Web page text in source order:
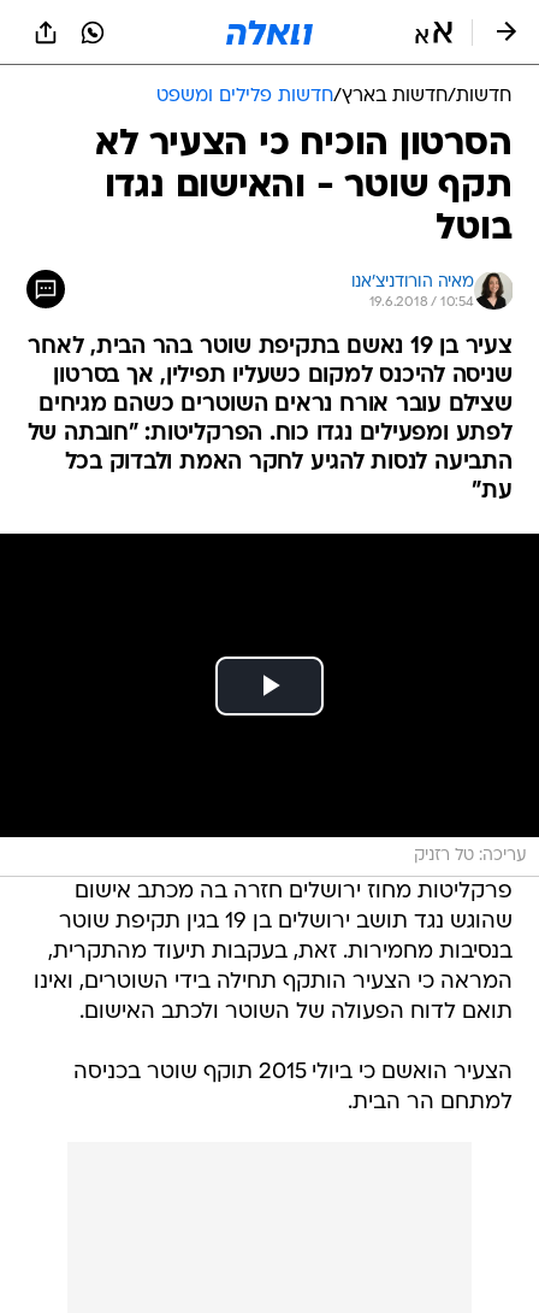
חדשות/חדשות בארץ/חדשות פלילים ומשפט
הסרטון הוכיח כי הצעיר לא
תקף שוטר - והאישום נגדו
בוטל
מאיה הורודניצ'אנו
19.6.2018 / 10:54
צעיר בן 19 נאשם בתקיפת שוטר בהר הבית, לאחר
שניסה להיכנס למקום כשעליו תפילין, אך בסרטון
שצילם עובר אורח נראים השוטרים כשהם מגיחים
לפתע ומפעילים נגדו כוח. הפרקליטות: "חובתה של
התביעה לנסות להגיע לחקר האמת ולבדוק בכל
עת"
עריכה: טל רזניק
פרקליטות מחוז ירושלים חזרה בה מכתב אישום
שהוגש נגד תושב ירושלים בן 19 בגין תקיפת שוטר
בנסיבות מחמירות. זאת, בעקבות תיעוד מהתקרית,
המראה כי הצעיר הותקף תחילה בידי השוטרים, ואינו
תואם לדוח הפעולה של השוטר ולכתב האישום.
הצעיר הואשם כי ביולי 2015 תוקף שוטר בכניסה
למתחם הר הבית.